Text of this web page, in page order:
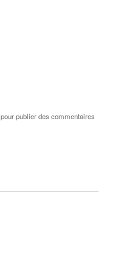
pour publier des commentaires